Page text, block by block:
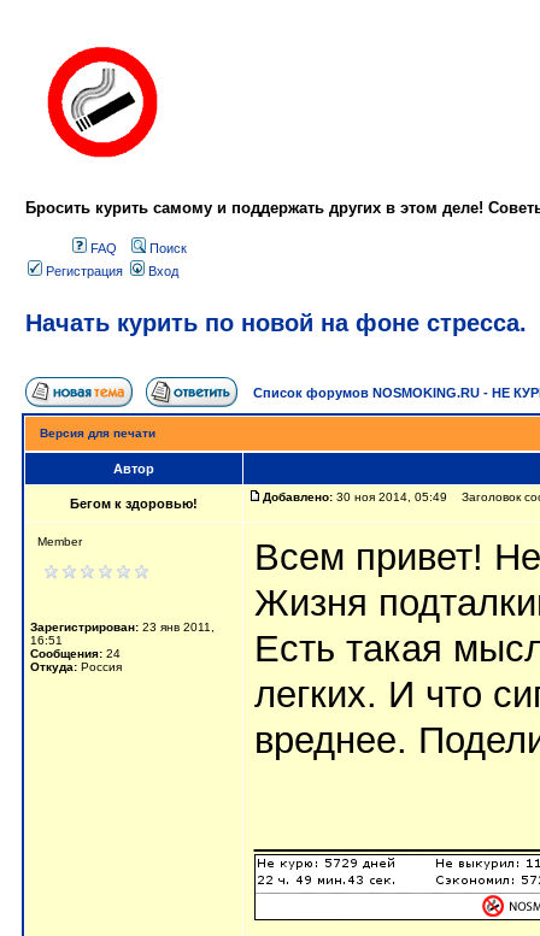
Бросить курить самому и поддержать других в этом деле!
FAQ
Поиск
Регистрация
Вход
Начать курить по новой на фоне стресса.
Список форумов NOSMOKING.RU - НЕ
Версия для печати
Автор
Бегом к здоровью! Добавлено: 30 ноя 2014, 05:49 Заголовок
Member
Зарегистрирован: 23 янв 2011,
16:51
Сообщения: 24
Откуда: Россия
Всем привет!
Жизня
Есть такая
легких. И что
вреднее.